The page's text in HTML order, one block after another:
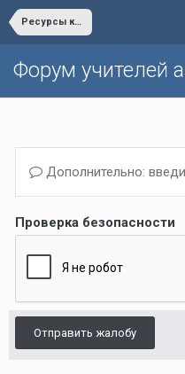
Ресурсы к учебникам Happy English.ru
Форум учителей
Дополнительно:
Проверка безопасности
Отправить жалобу